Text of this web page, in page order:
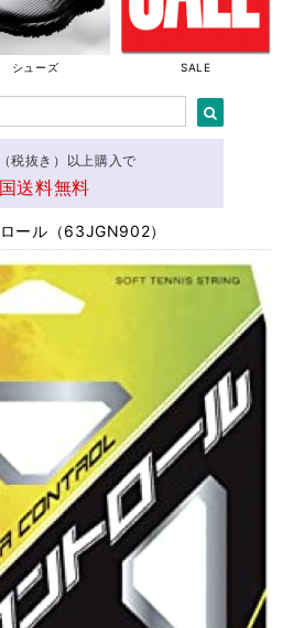
シューズ SALE
税抜き）以上購入で
送料無料
ール（63JGN902）